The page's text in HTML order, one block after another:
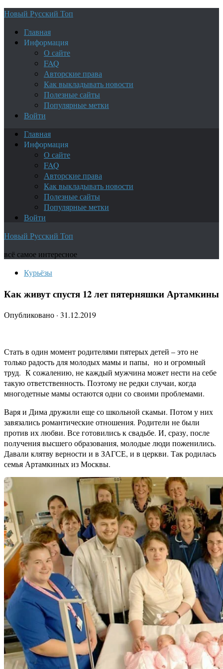
Новый Русский Топ
Главная
Информация
О сайте
FAQ
Авторские права
Как выкладывать новости
Полезные сайты
Популярные метки
Войти
Главная
Информация
О сайте
FAQ
Авторские права
Как выкладывать новости
Полезные сайты
Популярные метки
Войти
Новый Русский Топ
всё самое интересное
Курьёзы
Как живут спустя 12 лет пятерняшки Артамкины
Опубликовано · 31.12.2019
Стать в один момент родителями пятерых детей – это не
только радость для молодых мамы и папы, но и огромный
труд. К сожалению, не каждый мужчина может нести на себе
такую ответственность. Поэтому не редки случаи, когда
многодетные мамы остаются одни со своими проблемами.
Варя и Дима дружили еще со школьной скамьи. Потом у них
завязались романтические отношения. Родители не были
против их любви. Все готовились к свадьбе. И, сразу, после
получения высшего образования, молодые люди поженились.
Давали клятву верности и в ЗАГСЕ, и в церкви. Так родилась
семья Артамкиных из Москвы.